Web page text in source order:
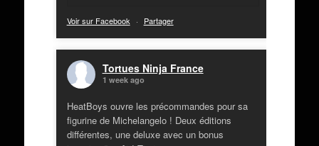
Voir sur Facebook · Partager
Tortues Ninja France
1 week ago
HeatBoys ouvre les précommandes pour sa
figurine de Michelangelo ! Deux éditions
différentes, une deluxe avec un bonus